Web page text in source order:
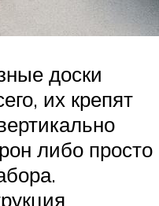
доски
их крепят
либо просто